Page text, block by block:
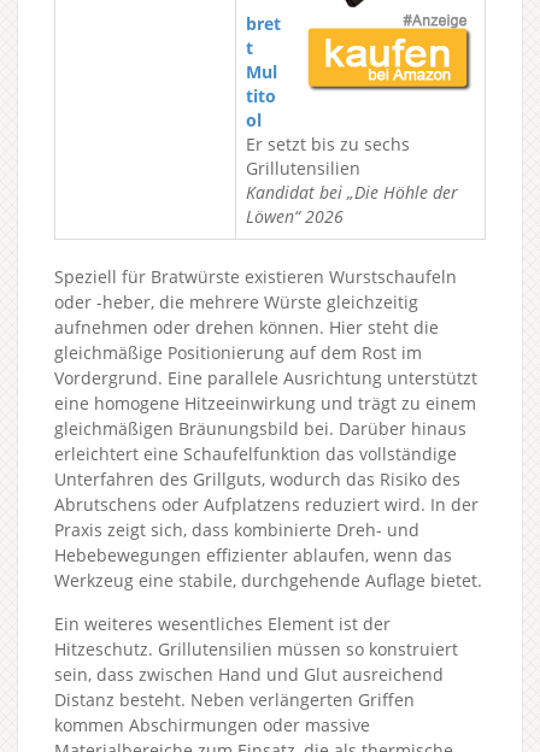
bret
t
Mul
tito
ol
Er setzt bis zu sechs
Grillutensilien
Kandidat bei „Die Höhle der
Löwen“ 2026
Speziell für Bratwürste existieren Wurstschaufeln
oder -heber, die mehrere Würste gleichzeitig
aufnehmen oder drehen können. Hier steht die
gleichmäßige Positionierung auf dem Rost im
Vordergrund. Eine parallele Ausrichtung unterstützt
eine homogene Hitzeeinwirkung und trägt zu einem
gleichmäßigen Bräunungsbild bei. Darüber hinaus
erleichtert eine Schaufelfunktion das vollständige
Unterfahren des Grillguts, wodurch das Risiko des
Abrutschens oder Aufplatzens reduziert wird. In der
Praxis zeigt sich, dass kombinierte Dreh- und
Hebebewegungen effizienter ablaufen, wenn das
Werkzeug eine stabile, durchgehende Auflage bietet.
Ein weiteres wesentliches Element ist der
Hitzeschutz. Grillutensilien müssen so konstruiert
sein, dass zwischen Hand und Glut ausreichend
Distanz besteht. Neben verlängerten Griffen
kommen Abschirmungen oder massive